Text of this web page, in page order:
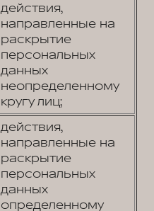
действия,
направленные на
раскрытие
персональных
данных
неопределенному
кругу лиц;
действия,
направленные на
раскрытие
персональных
данных
определенному